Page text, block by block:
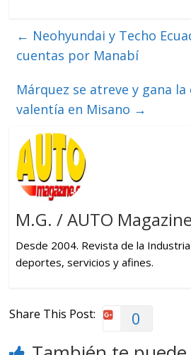
← Neohyundai y Techo
cuentas por Manabí
Márquez se atreve y gana
valentía en Misano →
M.G. / AUTO Magazine
Desde 2004. Revista de la
deportes, servicios y afines.
Share This Post: 0